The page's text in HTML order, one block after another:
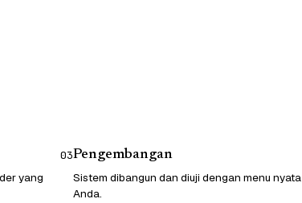
yang
03Pengembangan
Sistem dibangun dan diuji dengan menu nyata
Anda.